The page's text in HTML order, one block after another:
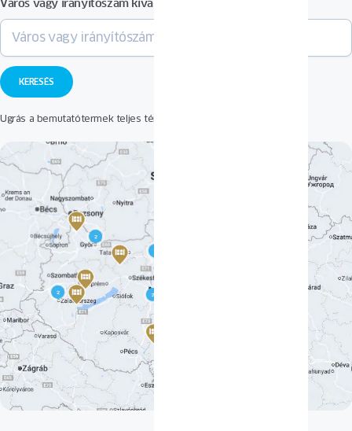
Város vagy irányítószám kiválasztása
Ugrás a bemutatótermek teljes térképéhez